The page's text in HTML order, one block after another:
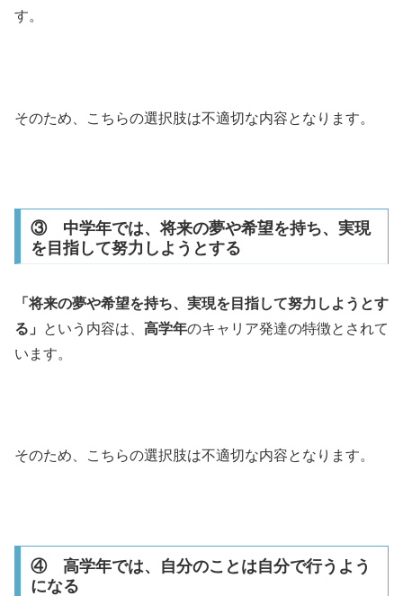
す。
そのため、こちらの選択肢は不適切な内容となります。
③ 中学年では、将来の夢や希望を持ち、実現
を目指して努力しようとする
「将来の夢や希望を持ち、実現を目指して努力しようとす
る」
という内容は、 高学年のキャリア発達の特徴とされて
います。
そのため、こちらの選択肢は不適切な内容となります。
④ 高学年では、自分のことは自分で行うよう
になる